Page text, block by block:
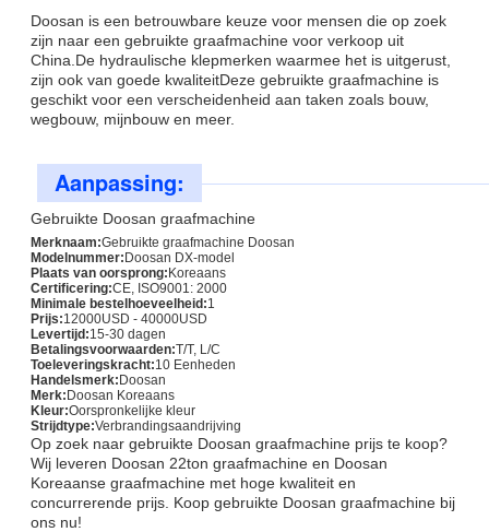
Doosan is een betrouwbare keuze voor mensen die op zoek
zijn naar een gebruikte graafmachine voor verkoop uit
China.De hydraulische klepmerken waarmee het is uitgerust,
zijn ook van goede kwaliteitDeze gebruikte graafmachine is
geschikt voor een verscheidenheid aan taken zoals bouw,
wegbouw, mijnbouw en meer.
Aanpassing:
Gebruikte Doosan graafmachine
Merknaam:Gebruikte graafmachine Doosan
Modelnummer:Doosan DX-model
Plaats van oorsprong:Koreaans
Certificering:CE, ISO9001: 2000
Minimale bestelhoeveelheid:1
Prijs:12000USD - 40000USD
Levertijd:15-30 dagen
Betalingsvoorwaarden:T/T, L/C
Toeleveringskracht:10 Eenheden
Handelsmerk:Doosan
Merk:Doosan Koreaans
Kleur:Oorspronkelijke kleur
Strijdtype:Verbrandingsaandrijving
Op zoek naar gebruikte Doosan graafmachine prijs te koop?
Wij leveren Doosan 22ton graafmachine en Doosan
Koreaanse graafmachine met hoge kwaliteit en
concurrerende prijs. Koop gebruikte Doosan graafmachine bij
ons nu!